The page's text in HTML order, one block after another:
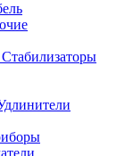
Стабилизаторы